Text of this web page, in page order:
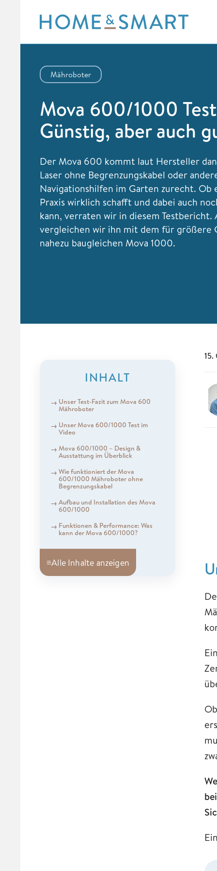
content
Mähroboter
Mova 600/1000
Günstig, aber auch
Der Mova 600 kommt laut Hersteller
Laser ohne Begrenzungskabel oder
Navigationshilfen im Garten zurecht. Ob
Praxis wirklich schafft und dabei auch
kann, verraten wir in diesem Testbericht.
vergleichen wir ihn mit dem für größere
nahezu baugleichen Mova 1000.
INHALT
Unser Test-Fazit zum Mova 600
Mähroboter
Unser Mova 600/1000 Test im
Video
Mova 600/1000 – Design &
Ausstattung im Überblick
​Wie funktioniert der Mova
600/1000 Mähroboter ohne
Begrenzungskabel
Aufbau und Installation des Mova
600/1000
Funktionen & Performance: Was
kann der Mova 600/1000?
≡Alle Inhalte anzeigen